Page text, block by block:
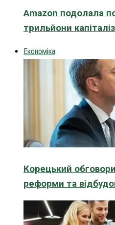
Amazon подолала
трильйони
Економіка
Корецький
реформи та